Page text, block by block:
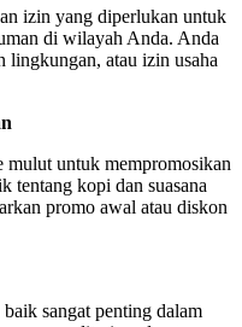
izin yang diperlukan untuk
di wilayah Anda. Anda
lingkungan, atau izin usaha
mulut untuk mempromosikan
tentang kopi dan suasana
promo awal atau diskon
sangat penting dalam